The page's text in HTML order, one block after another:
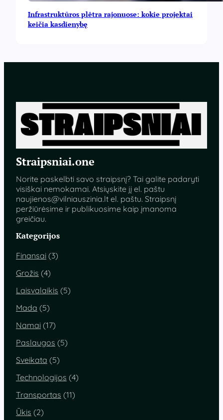
Infrastruktūros plėtra rajonuose: kokie projektai
keičia kasdienybę
Straipsniai.one
Norite paskelbti savo straipsnį? Tai galite padaryti
visiškai nemokamai. Atsiųskite jį el. paštu
naujienos@vilniauszinia.lt el. paštu. Straipsnį
peržiūrėsime ir publikuosime kaip įmanoma
greičiau.
Kategorijos
Finansai (3)
Grožis (4)
Laisvalaikis (5)
Mada (5)
Namai (17)
Paslaugos (5)
Sveikata (5)
Technologijos (4)
Transportas (11)
Ūkis (2)